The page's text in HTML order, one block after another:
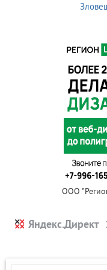
ООО
Яндекс.Директ